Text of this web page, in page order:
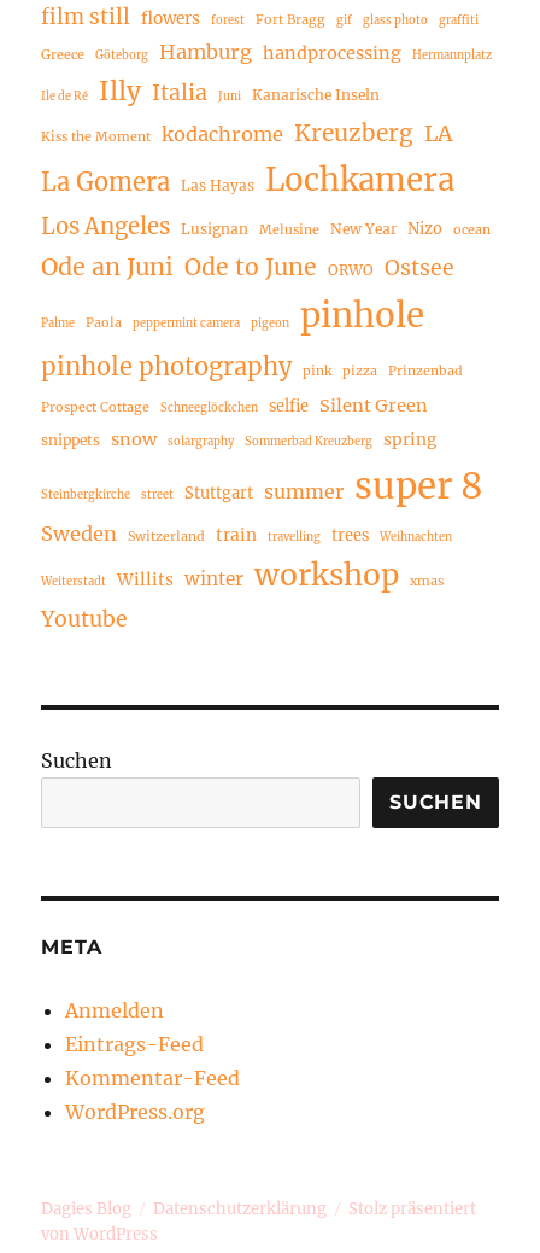
film still flowers forest Fort Bragg gif glass photo graffiti
Greece Göteborg Hamburg handprocessing Hermannplatz
Ile de Ré Illy Italia Juni Kanarische Inseln
Kiss the Moment kodachrome Kreuzberg LA
La Gomera Las Hayas Lochkamera
Los Angeles Lusignan Melusine New Year Nizo ocean
Ode an Juni Ode to June ORWO Ostsee
Palme Paola peppermint camera pigeon pinhole
pinhole photography pink pizza Prinzenbad
Prospect Cottage Schneeglöckchen selfie Silent Green
snippets snow solargraphy Sommerbad Kreuzberg spring
Steinbergkirche street Stuttgart summer super 8
Sweden Switzerland train travelling trees Weihnachten
Weiterstadt Willits winter workshop xmas
Youtube
Suchen
SUCHEN
META
Anmelden
Eintrags-Feed
Kommentar-Feed
WordPress.org
Dagies Blog Datenschutzerklärung
Stolz präsentiert
von WordPress